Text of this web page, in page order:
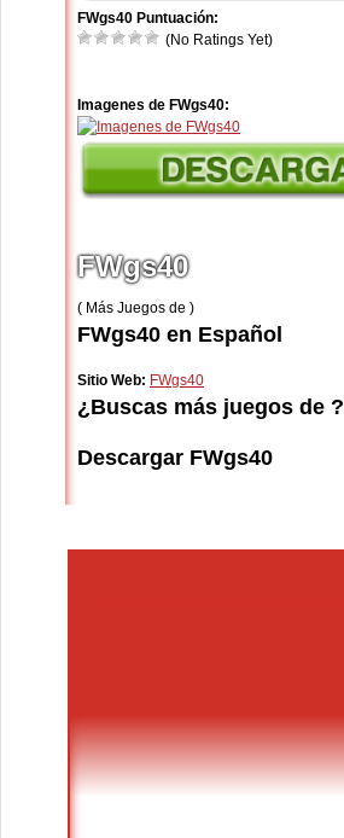
FWgs40 Puntuación:
(No Ratings Yet)
Imagenes de FWgs40:
FWgs40
( Más Juegos de )
FWgs40 en Español
Sitio Web: FWgs40
¿Buscas más juegos de ?
Descargar FWgs40